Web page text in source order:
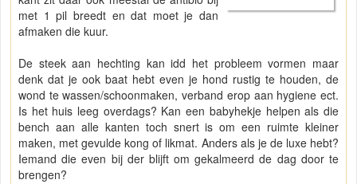
met 1 pil breedt en dat moet je dan
afmaken die kuur.
De steek aan hechting kan idd het probleem vormen maar
denk dat je ook baat hebt even je hond rustig te houden, de
wond te wassen/schoonmaken, verband erop aan hygiene ect.
Is het huis leeg overdags? Kan een babyhekje helpen als die
bench aan alle kanten toch snert is om een ruimte kleiner
maken, met gevulde kong of likmat. Anders als je de luxe hebt?
Iemand die even bij der blijft om gekalmeerd de dag door te
brengen?